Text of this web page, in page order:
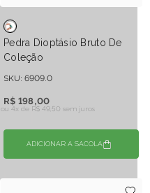
Pedra Dioptásio Bruto De
Coleção
SKU: 6909.0
R$ 198,00
ou 4x de R$ 49,50 sem juros
ADICIONAR A SACOLA